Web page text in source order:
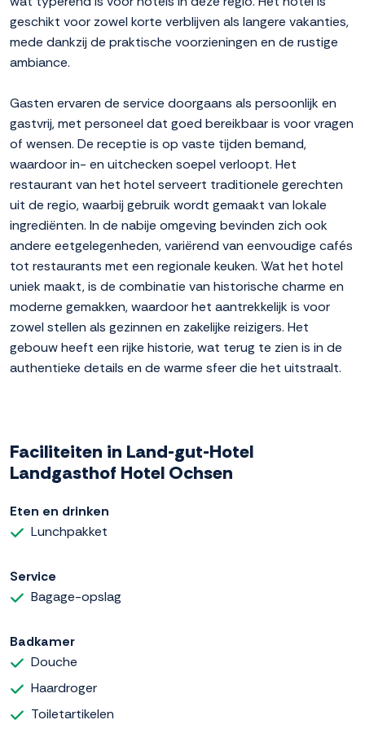
geschikt voor zowel korte verblijven als langere vakanties,
mede dankzij de praktische voorzieningen en de rustige
ambiance.
Gasten ervaren de service doorgaans als persoonlijk en
gastvrij, met personeel dat goed bereikbaar is voor vragen
of wensen. De receptie is op vaste tijden bemand,
waardoor in- en uitchecken soepel verloopt. Het
restaurant van het hotel serveert traditionele gerechten
uit de regio, waarbij gebruik wordt gemaakt van lokale
ingrediënten. In de nabije omgeving bevinden zich ook
andere eetgelegenheden, variërend van eenvoudige cafés
tot restaurants met een regionale keuken. Wat het hotel
uniek maakt, is de combinatie van historische charme en
moderne gemakken, waardoor het aantrekkelijk is voor
zowel stellen als gezinnen en zakelijke reizigers. Het
gebouw heeft een rijke historie, wat terug te zien is in de
authentieke details en de warme sfeer die het uitstraalt.
Faciliteiten in Land-gut-Hotel
Landgasthof Hotel Ochsen
Eten en drinken
Lunchpakket
Service
Bagage-opslag
Badkamer
Douche
Haardroger
Toiletartikelen